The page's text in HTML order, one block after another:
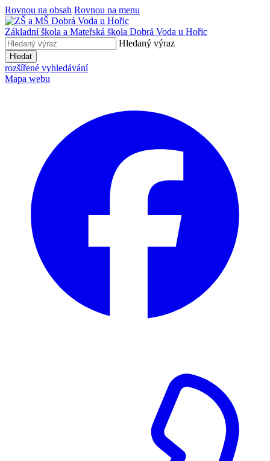
Rovnou na obsah Rovnou na menu
Základní škola a Mateřská škola Dobrá Voda u Hořic
Hledaný výraz
Hledat
rozšířené vyhledávání
Mapa webu